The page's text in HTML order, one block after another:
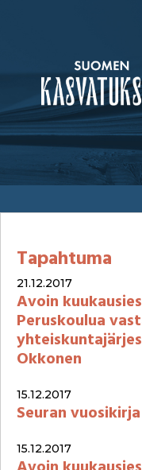
Tapahtuma
21.12.2017
Avoin
Peruskoulua
Okkonen
15.12.2017
Seuran
15.12.2017